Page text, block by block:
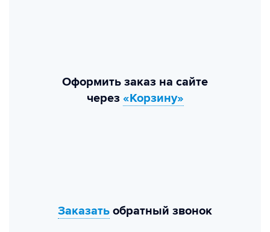
Оформить заказ на сайте
через «Корзину»
Заказать обратный звонок